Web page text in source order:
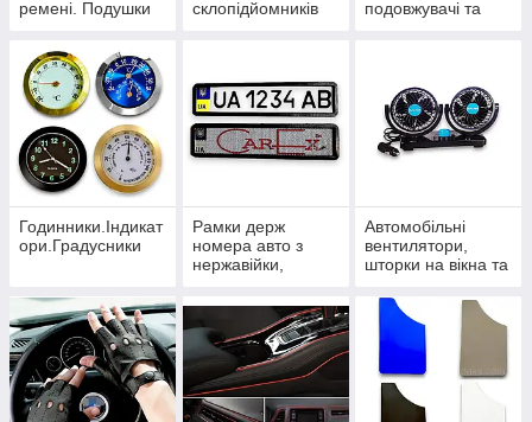
ремені. Подушки
склопідйомників
подовжувачі та
Годинники.Індикат
ори.Градусники
Рамки держ
номера авто з
нержавійки,
силіконові
Автомобільні
вентилятори,
шторки на вікна та